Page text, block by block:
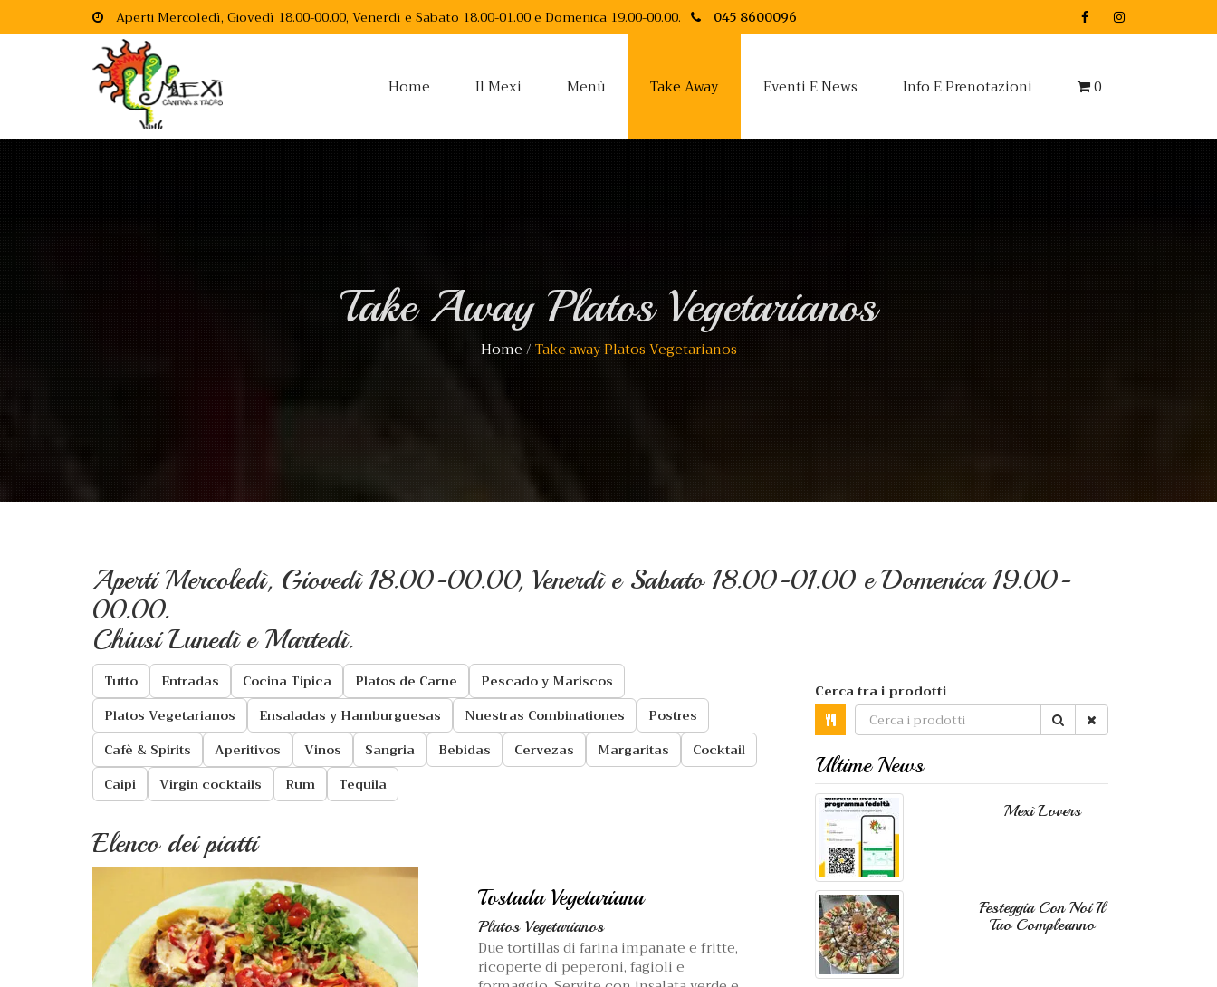
Aperti Mercoledì, Giovedì 18.00-00.00, Venerdì e Sabato 18.00-01.00 e Domenica 19.00-00.00. 045 8600096
Home Il Mexi Menù Take Away Eventi E News Info E Prenotazioni 0
Take Away Platos Vegetarianos
Home/Take away Platos Vegetarianos
Aperti Mercoledì, Giovedì 18.00-00.00, Venerdì e Sabato 18.00-01.00 e Domenica 19.00-
00.00.
Chiusi Lunedì e Martedì.
Tutto Entradas Cocina Tipica Platos de Carne
Pescado y Mariscos
Platos Vegetarianos
Ensaladas y Hamburguesas Nuestras Combinationes
Postres
Cafè & Spirits
Aperitivos Vinos Sangria Bebidas Cervezas Margaritas
Cocktail
Caipi
Virgin cocktails Rum Tequila
Elenco dei piatti
Tostada Vegetariana
Platos Vegetarianos
Due tortillas di farina impanate e fritte,
ricoperte di peperoni, fagioli e
Cerca tra i prodotti
Ultime News
Mexì Lovers
Festeggia Con Noi Il
Tuo Compleanno